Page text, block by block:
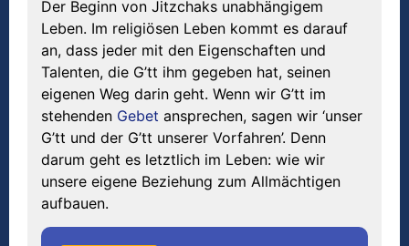
Der Beginn von Jitzchaks unabhängigem
Leben. Im religiösen Leben kommt es darauf
an, dass jeder mit den Eigenschaften und
Talenten, die G’tt ihm gegeben hat, seinen
eigenen Weg darin geht. Wenn wir G’tt im
stehenden Gebet ansprechen, sagen wir ‘unser
G’tt und der G’tt unserer Vorfahren’. Denn
darum geht es letztlich im Leben: wie wir
unsere eigene Beziehung zum Allmächtigen
aufbauen.